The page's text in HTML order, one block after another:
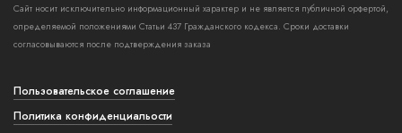
Сайт носит исключительно информационный характер и не является публичной орфертой,
определяемой положениями Статьи 437 Гражданского кодекса. Сроки доставки
согласовываются после подтверждения заказа
Пользовательское соглашение
Политика конфиденциальости